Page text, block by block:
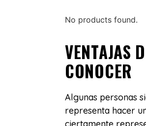
No products found.
VENTAJAS
CONOCER
Algunas personas
representa hacer